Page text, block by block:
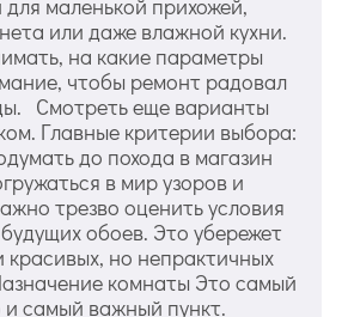
или даже влажной кухни.
на какие параметры
чтобы ремонт радовал
Смотреть еще варианты
Главные критерии выбора:
до похода в магазин
в мир узоров и
трезво оценить условия
обоев. Это убережет
красивых, но непрактичных
комнаты Это самый
самый важный пункт.